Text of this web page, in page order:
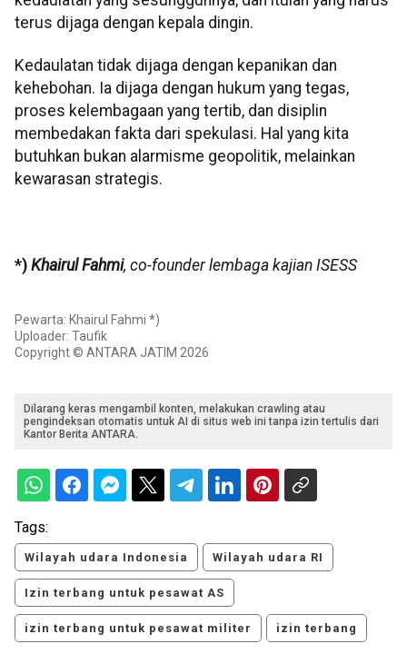
terus dijaga dengan kepala dingin.
Kedaulatan tidak dijaga dengan kepanikan dan
kehebohan. Ia dijaga dengan hukum yang tegas,
proses kelembagaan yang tertib, dan disiplin
membedakan fakta dari spekulasi. Hal yang kita
butuhkan bukan alarmisme geopolitik, melainkan
kewarasan strategis.
*) Khairul Fahmi, co-founder lembaga kajian ISESS
Pewarta: Khairul Fahmi *)
Uploader: Taufik
Copyright © ANTARA JATIM 2026
Dilarang keras mengambil konten, melakukan crawling atau
pengindeksan otomatis untuk AI di situs web ini tanpa izin tertulis dari
Kantor Berita ANTARA.
Tags:
Wilayah udara Indonesia Wilayah udara RI
Izin terbang untuk pesawat AS
izin terbang untuk pesawat militer izin terbang